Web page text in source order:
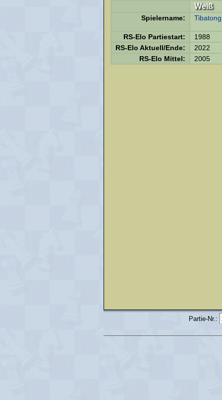
Weiß
Spielername: Tibatong
RS-Elo Partiestart:
1988
RS-Elo Aktuell/Ende:
2022
RS-Elo Mittel:
2005
Partie-Nr.: